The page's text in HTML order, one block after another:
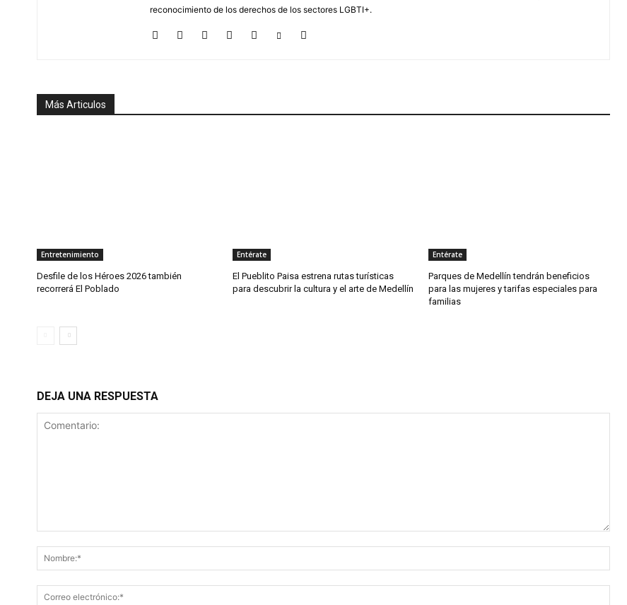
reconocimiento de los derechos de los sectores LGBTI+.
Más Articulos
Entretenimiento
Desfile de los Héroes 2026 también
recorrerá El Poblado
Entérate
El Pueblito Paisa estrena rutas turísticas
para descubrir la cultura y el arte de Medellín
Entérate
Parques de Medellín tendrán beneficios
para las mujeres y tarifas especiales para
familias
DEJA UNA RESPUESTA